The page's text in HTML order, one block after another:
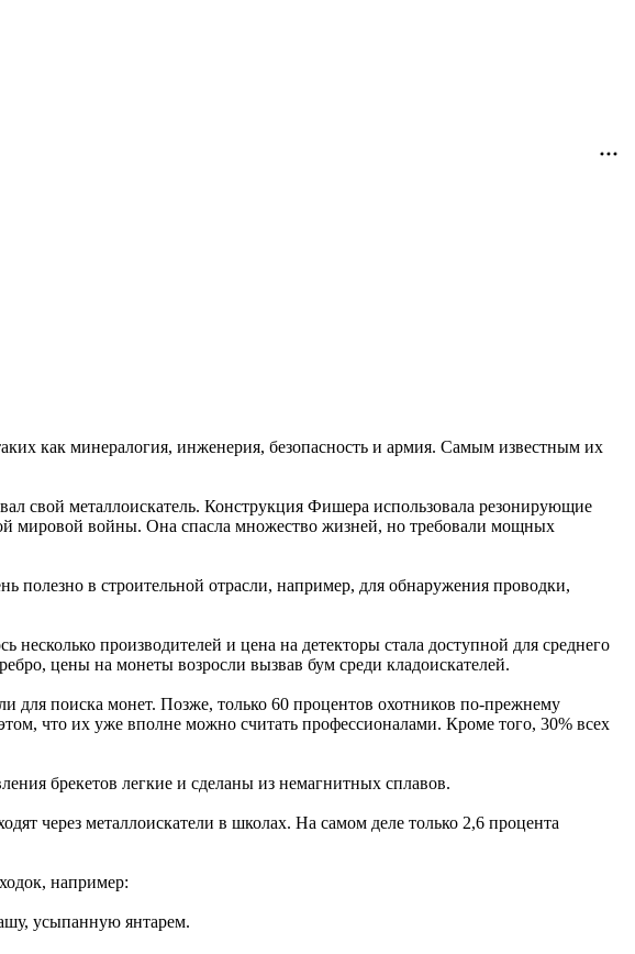
как минералогия, инженерия, безопасность и армия. Самым известным их
свой металлоискатель. Конструкция Фишера использовала резонирующие
мировой войны. Она спасла множество жизней, но требовали мощных
полезно в строительной отрасли, например, для обнаружения проводки,
несколько производителей и цена на детекторы стала доступной для среднего
цены на монеты возросли вызвав бум среди кладоискателей.
для поиска монет. Позже, только 60 процентов охотников по-прежнему
что их уже вполне можно считать профессионалами. Кроме того, 30% всех
брекетов легкие и сделаны из немагнитных сплавов.
через металлоискатели в школах. На самом деле только 2,6 процента
например:
усыпанную янтарем.